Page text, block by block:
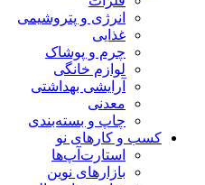
انرژی و پتروشیمی
غذایی
چرم و پوشاک
لوازم خانگی
آرایشی بهداشتی
معدنی
چاپ و بسته‌بندی
کسب و کارهای نو
استارت‌آپ‌ها
بازارهای نوین